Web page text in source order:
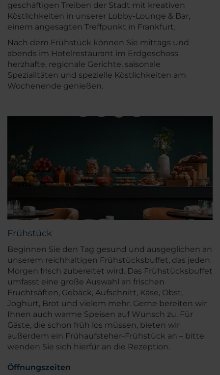
geschäftigen Treiben der Stadt mit kreativen
Köstlichkeiten in unserer Lobby-Lounge & Bar,
einem angesagten Treffpunkt in Frankfurt.
Nach dem Frühstück können Sie mittags und
abends im Hotelrestaurant im Erdgeschoss
herzhafte, regionale Gerichte, saisonale
Spezialitäten und spezielle Köstlichkeiten am
Wochenende genießen.
Frühstück
Beginnen Sie den Tag gesund und ausgeglichen an
unserem reichhaltigen Frühstücksbuffet, das jeden
Morgen frisch zubereitet wird. Das Frühstücksbuffet
umfasst eine große Auswahl an frischen
Fruchtsäften, Gebäck, Aufschnitt, Käse, Obst,
Joghurt, Brot und vielem mehr. Gerne bereiten wir
Ihnen auch warme Speisen auf Wunsch zu. Für
Gäste, die schon früh los müssen, bieten wir
außerdem ein Frühaufsteher-Frühstück an – bitte
wenden Sie sich hierfür an die Rezeption.
Öffnungszeiten